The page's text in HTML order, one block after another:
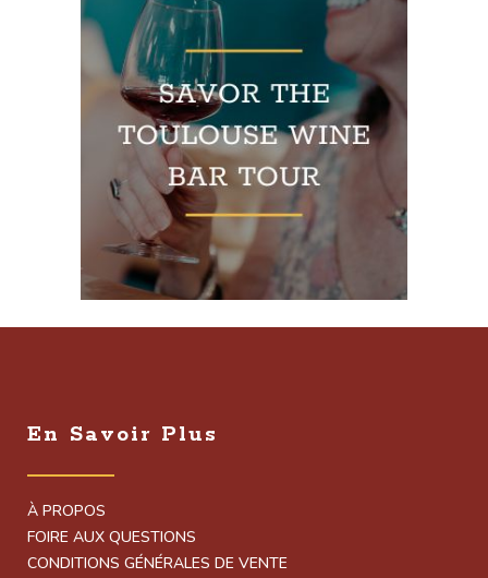
En Savoir Plus
À PROPOS
FOIRE AUX QUESTIONS
CONDITIONS GÉNÉRALES DE VENTE